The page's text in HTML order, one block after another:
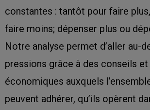
constantes : tantôt pour faire
faire moins; dépenser plus ou
Notre analyse permet d’aller au-
pressions grâce à des conseils
économiques auxquels
peuvent adhérer, qu’ils opèrent